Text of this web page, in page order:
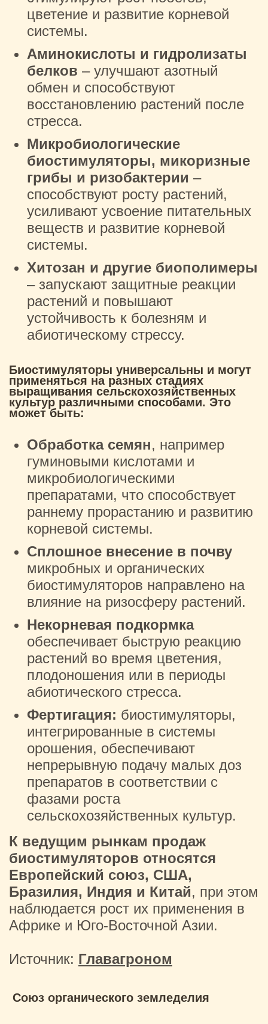
цветение и развитие корневой
системы.
Аминокислоты и гидролизаты
белков – улучшают азотный
обмен и способствуют
восстановлению растений после
стресса.
Микробиологические
биостимуляторы, микоризные
грибы и ризобактерии –
способствуют росту растений,
усиливают усвоение питательных
веществ и развитие корневой
системы.
Хитозан и другие биополимеры
– запускают защитные реакции
растений и повышают
устойчивость к болезням и
абиотическому стрессу.
Биостимуляторы универсальны и могут
применяться на разных стадиях
выращивания сельскохозяйственных
культур различными способами. Это
может быть:
Обработка семян, например
гуминовыми кислотами и
микробиологическими
препаратами, что способствует
раннему прорастанию и развитию
корневой системы.
Сплошное внесение в почву
микробных и органических
биостимуляторов направлено на
влияние на ризосферу растений.
Некорневая подкормка
обеспечивает быструю реакцию
растений во время цветения,
плодоношения или в периоды
абиотического стресса.
Фертигация: биостимуляторы,
интегрированные в системы
орошения, обеспечивают
непрерывную подачу малых доз
препаратов в соответствии с
фазами роста
сельскохозяйственных культур.
К ведущим рынкам продаж
биостимуляторов относятся
Европейский союз, США,
Бразилия, Индия и Китай, при этом
наблюдается рост их применения в
Африке и Юго-Восточной Азии.
Источник: Главагроном
Союз органического земледелия